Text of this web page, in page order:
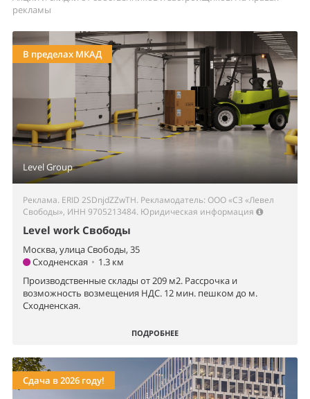
рекламы
Level Group
В пределах МКАД
Реклама. ERID 2SDnjdZZwTH. Рекламодатель: ООО «СЗ «Левел
Свободы», ИНН 9705213484. Юридическая информация
Level work Свободы
Москва, улица Свободы, 35
Сходненская • 1.3 км
Производственные склады от 209 м2. Рассрочка и
возможность возмещения НДС. 12 мин. пешком до м.
Сходненская.
ПОДРОБНЕЕ
Сдача в 2026 году!